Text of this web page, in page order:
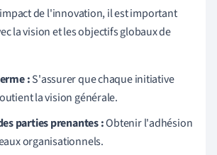
de l'innovation, il est important
la vision et les objectifs globaux de
:S'assurer que chaque initiative
la vision générale.
parties prenantes :Obtenir l'adhésion
organisationnels.